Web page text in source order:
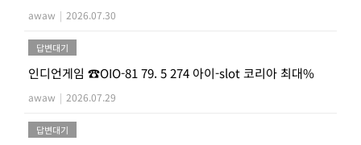
awaw | 2026.07.30
답변대기
인디언게임 ☎OIO-81 79. 5 274 아이-slot 코리아 최대%
awaw | 2026.07.29
답변대기